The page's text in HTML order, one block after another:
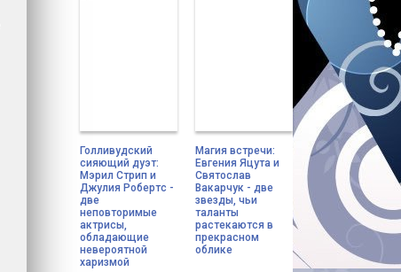
Голливудский
сияющий дуэт:
Мэрил Стрип и
Джулия Робертс -
две
неповторимые
актрисы,
обладающие
невероятной
харизмой
Магия встречи:
Евгения Яцута и
Святослав
Вакарчук - две
звезды, чьи
таланты
растекаются в
прекрасном
облике